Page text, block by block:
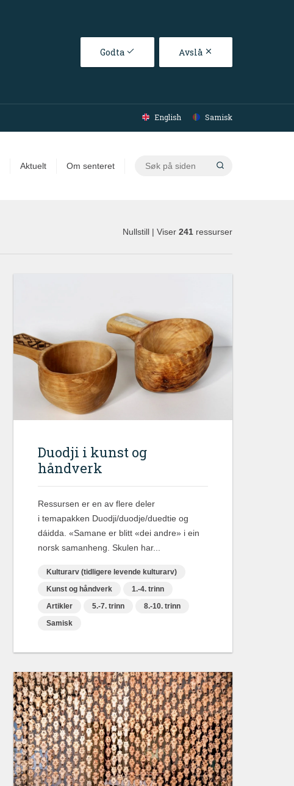
Godta Avslå
English Samisk
Aktuelt Om senteret
Søk
Nullstill | Viser241 ressurser
Duodji i kunst og
håndverk
Ressursen er en av flere deler
i temapakken Duodji/duodje/duedtie og
dáidda. «Samane er blitt «dei andre» i ein
norsk samanheng. Skulen har...
Kulturarv (tidligere levende kulturarv)
Kunst og håndverk
1.-4. trinn
Artikler
5.-7. trinn
8.-10. trinn
Samisk